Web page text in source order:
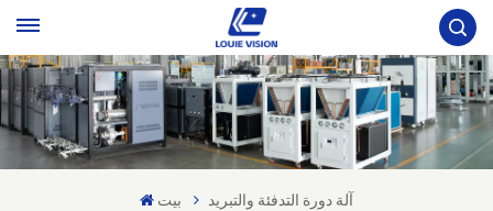
بيت آلة دورة التدفئة والتبريد